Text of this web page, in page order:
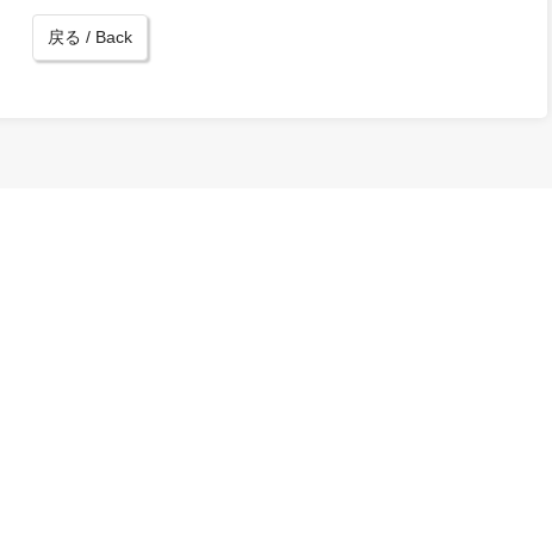
戻る / Back